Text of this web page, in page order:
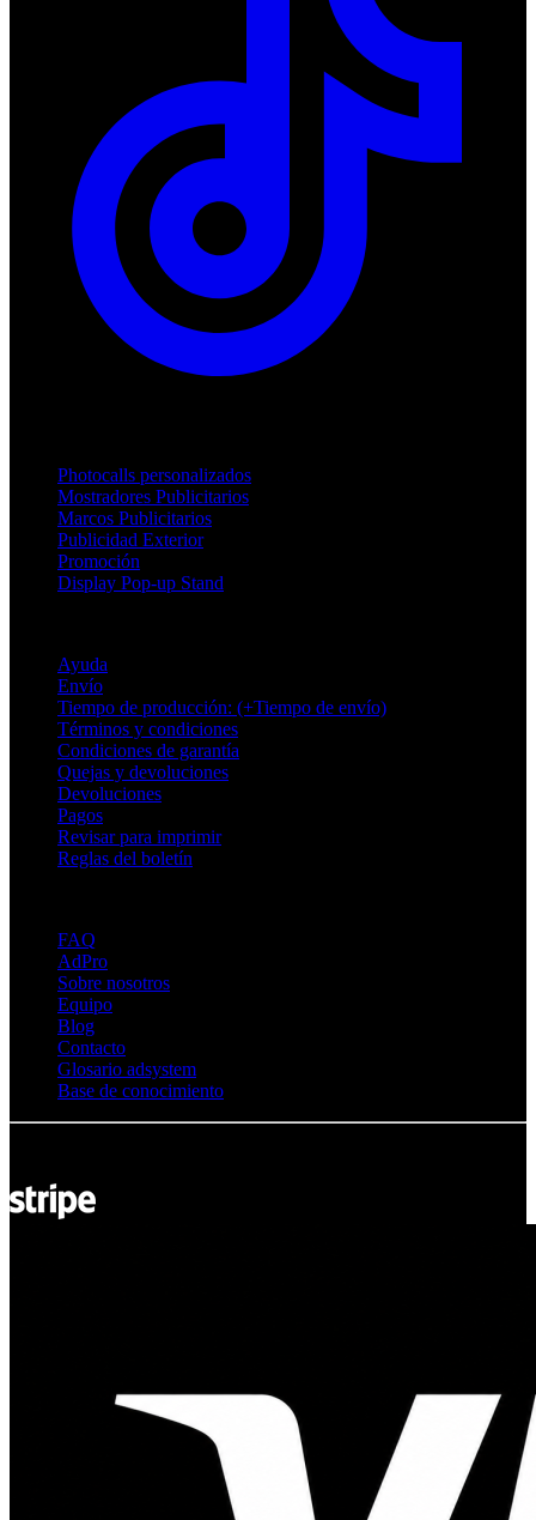
Photocalls personalizados
Mostradores Publicitarios
Marcos Publicitarios
Publicidad Exterior
Promoción
Display Pop-up Stand
Ayuda
Envío
Tiempo de producción: (+Tiempo de envío)
Términos y condiciones
Condiciones de garantía
Quejas y devoluciones
Devoluciones
Pagos
Revisar para imprimir
Reglas del boletín
FAQ
AdPro
Sobre nosotros
Equipo
Blog
Contacto
Glosario adsystem
Base de conocimiento